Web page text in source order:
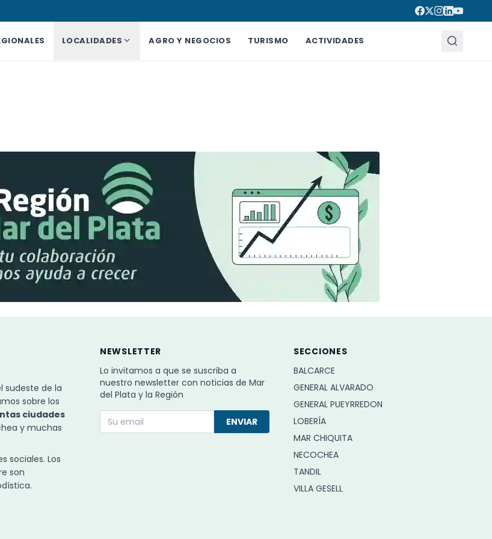
LOCALIDADES AGRO Y NEGOCIOS TURISMO ACTIVIDADES
sudeste de la
sobre los
ciudades
y muchas
sociales. Los
son
NEWSLETTER
Lo invitamos a que se suscriba a
nuestro newsletter con noticias de Mar
del Plata y la Región
ENVIAR
SECCIONES
BALCARCE
GENERAL ALVARADO
GENERAL PUEYRREDON
LOBERÍA
MAR CHIQUITA
NECOCHEA
TANDIL
VILLA GESELL